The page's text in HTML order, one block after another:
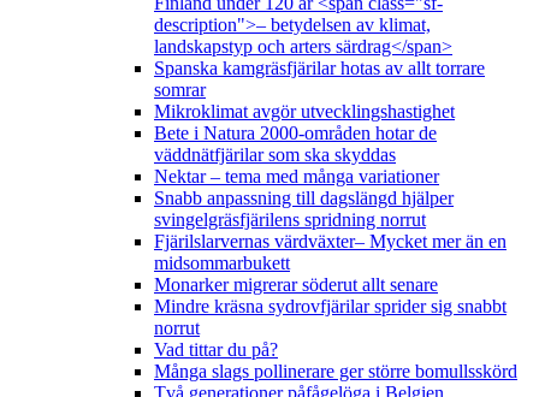
description">– betydelsen av klimat,
landskapstyp och arters särdrag</span>
Spanska kamgräsfjärilar hotas av allt torrare
somrar
Mikroklimat avgör utvecklingshastighet
Bete i Natura 2000-områden hotar de
väddnätfjärilar som ska skyddas
Nektar – tema med många variationer
Snabb anpassning till dagslängd hjälper
svingelgräsfjärilens spridning norrut
Fjärilslarvernas värdväxter– Mycket mer än en
midsommarbukett
Monarker migrerar söderut allt senare
Mindre kräsna sydrovfjärilar sprider sig snabbt
norrut
Vad tittar du på?
Många slags pollinerare ger större bomullsskörd